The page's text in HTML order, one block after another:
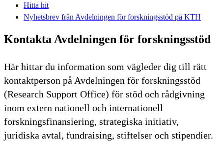
Hitta hit
Nyhetsbrev från Avdelningen för forskningsstöd på KTH
Kontakta Avdelningen för forskningsstöd
Här hittar du information som vägleder dig till rätt
kontaktperson på Avdelningen för forskningsstöd
(Research Support Office) för stöd och rådgivning
inom extern nationell och internationell
forskningsfinansiering, strategiska initiativ,
juridiska avtal, fundraising, stiftelser och stipendier.